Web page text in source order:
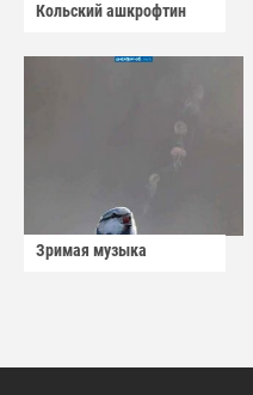
Кольский ашкрофтин
Зримая музыка